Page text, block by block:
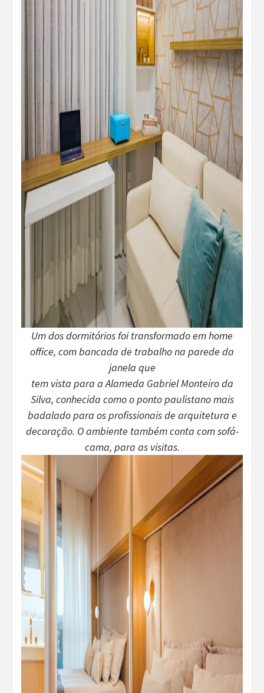
Um dos dormitórios foi transformado em home
office, com bancada de trabalho na parede da
janela que
tem vista para a Alameda Gabriel Monteiro da
Silva, conhecida como o ponto paulistano mais
badalado para os profissionais de arquitetura e
decoração. O ambiente também conta com sofá-
cama, para as visitas.